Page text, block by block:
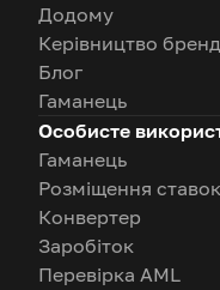
Додому
Керівництво
Блог
Гаманець
Особисте
Гаманець
Розміщення ставок
Конвертер
Заробіток
Перевірка AML